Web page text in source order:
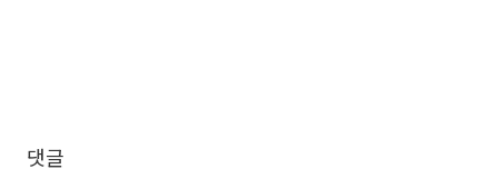
댓글